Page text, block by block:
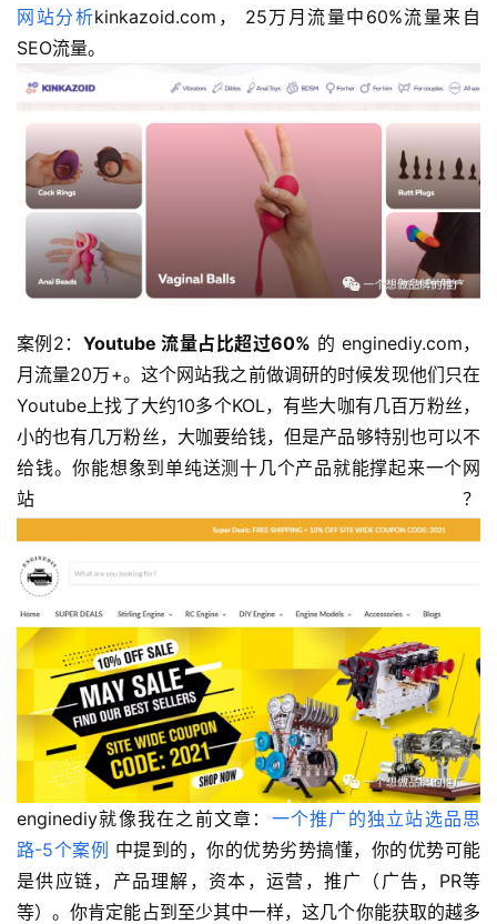
网站分析kinkazoid.com， 25万月流量中60%流量来自
SEO流量。
案例2： Youtube 流量占比超过60% 的 enginediy.com，
月流量20万+。这个网站我之前做调研的时候发现他们只在
Youtube上找了大约10多个KOL，有些大咖有几百万粉丝，
小的也有几万粉丝，大咖要给钱，但是产品够特别也可以不
给钱。你能想象到单纯送测十几个产品就能撑起来一个网
站？
enginediy就像我在之前文章： 一个推广的独立站选品思
路-5个案例 中提到的，你的优势劣势搞懂，你的优势可能
是供应链，产品理解，资本，运营，推广（广告，PR等
等）。你肯定能占到至少其中一样，这几个你能获取的越多